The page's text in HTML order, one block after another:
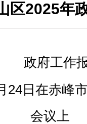
区2025年
政府工作
日在赤峰
会议上